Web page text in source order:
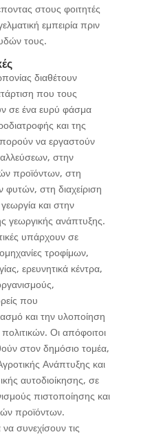
στους φοιτητές
εμπειρία πριν
τους.
διαθέτουν
που τους
σε ένα ευρύ φάσμα
και της
να εργαστούν
στην
προϊόντων, στη
στη διαχείριση
και στην
γεωργικής ανάπτυξης.
υπάρχουν σε
τροφίμων,
ερευνητικά κέντρα,
που
και την υλοποίηση
Οι απόφοιτοι
στον δημόσιο τομέα,
Ανάπτυξης και
αυτοδιοίκησης, σε
πιστοποίησης και
προϊόντων.
συνεχίσουν τις